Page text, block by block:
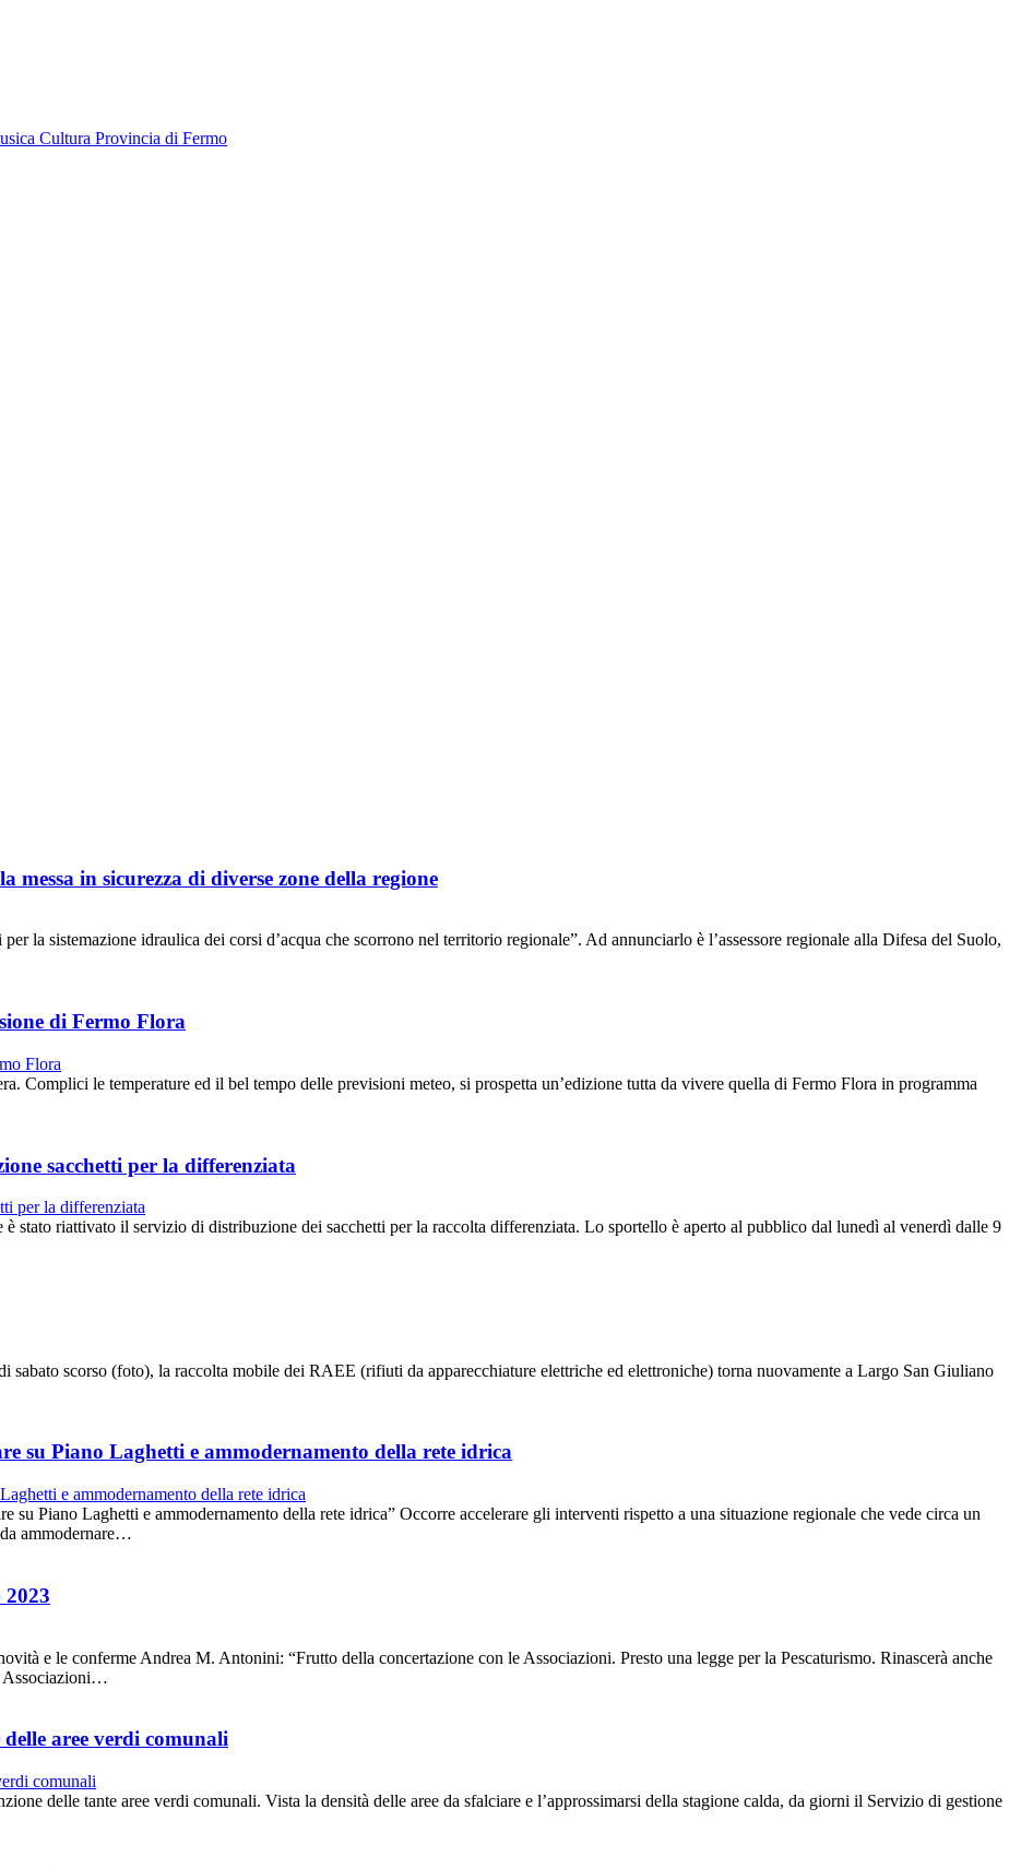
messa in sicurezza di diverse zone della regione
la sistemazione idraulica dei corsi d’acqua che scorrono nel territorio regionale”. Ad annunciarlo è l’assessore regionale alla Difesa del Suolo,
di Fermo Flora
Complici le temperature ed il bel tempo delle previsioni meteo, si prospetta un’edizione tutta da vivere quella di Fermo Flora in programma
sacchetti per la differenziata
riattivato il servizio di distribuzione dei sacchetti per la raccolta differenziata. Lo sportello è aperto al pubblico dal lunedì al venerdì dalle 9
scorso (foto), la raccolta mobile dei RAEE (rifiuti da apparecchiature elettriche ed elettroniche) torna nuovamente a Largo San Giuliano
su Piano Laghetti e ammodernamento della rete idrica
Piano Laghetti e ammodernamento della rete idrica” Occorre accelerare gli interventi rispetto a una situazione regionale che vede circa un
ammodernare…
e le conferme Andrea M. Antonini: “Frutto della concertazione con le Associazioni. Presto una legge per la Pescaturismo. Rinascerà anche
Associazioni…
aree verdi comunali
delle tante aree verdi comunali. Vista la densità delle aree da sfalciare e l’approssimarsi della stagione calda, da giorni il Servizio di gestione